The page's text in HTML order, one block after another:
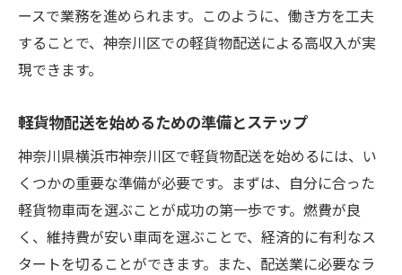
神奈川県横浜市神奈川区で軽貨物配送を始める
高収入へのステップ
始めやすさと高収入の両立を実現する方法
高収入を目指すための具体的なステップ
神奈川県での配送業者としてのキャリアパ
ス
初めてでも安心な配送業務開始の手順
神奈川区での成功に向けた準備と計画
ースで業務を進められます。このように、働き方を工夫
することで、神奈川区での軽貨物配送による高収入が実
現できます。
軽貨物配送を始めるための準備とステップ
神奈川県横浜市神奈川区で軽貨物配送を始めるには、い
くつかの重要な準備が必要です。まずは、自分に合った
軽貨物車両を選ぶことが成功の第一歩です。燃費が良
く、維持費が安い車両を選ぶことで、経済的に有利なス
タートを切ることができます。また、配送業に必要なラ